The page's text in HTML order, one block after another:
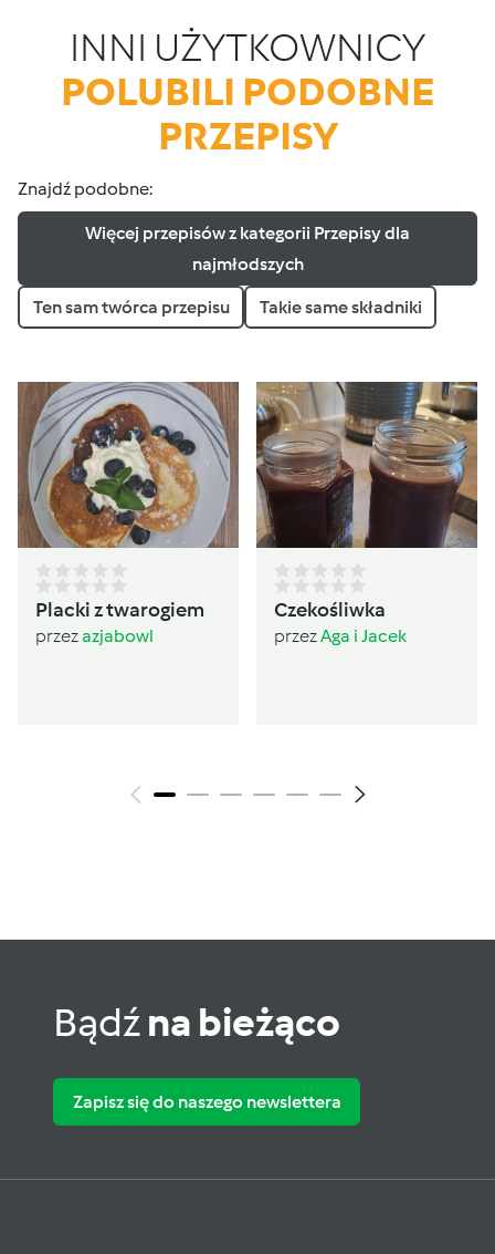
INNI UŻYTKOWNICY
POLUBILI PODOBNE
PRZEPISY
Znajdź podobne:
Więcej przepisów z kategorii Przepisy dla
najmłodszych
Ten sam twórca przepisu Takie same składniki
Placki z twarogiem
przezazjabowl
Czekośliwka
przezAga i Jacek
Bądźna bieżąco
Zapisz się do naszego newslettera